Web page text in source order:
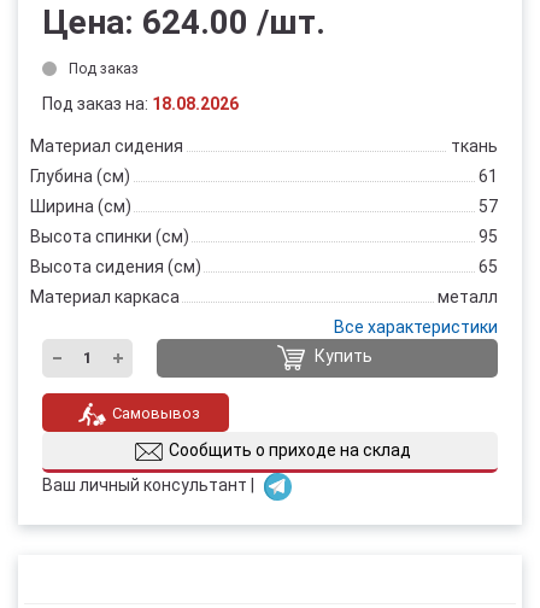
Цена: 624.00 /шт.
Под заказ
Под заказ на: 18.08.2026
Материал сидения
ткань
Глубина (см)
61
Ширина (см)
57
Высота спинки (см)
95
Высота сидения (см)
65
Материал каркаса
металл
Все характеристики
Купить
Самовывоз
Сообщить о приходе на склад
Ваш личный консультант |